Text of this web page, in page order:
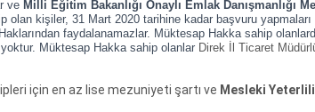
ve Milli Eğitim Bakanlığı Onaylı Emlak Danışmanlığı
kişiler, 31 Mart 2020 tarihine kadar başvuru yapmaları
faydalanamazlar. Müktesap Hakka sahip
Müktesap Hakka sahip olanlar Direk İl Ticaret
için en az lise mezuniyeti şartı ve Mesleki